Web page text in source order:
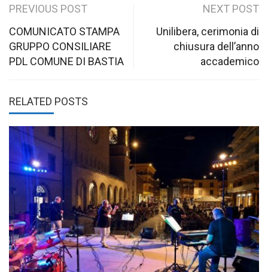
Post
navigation
PREVIOUS POST
COMUNICATO STAMPA
GRUPPO CONSILIARE
PDL COMUNE DI BASTIA
NEXT POST
Unilibera, cerimonia di
chiusura dell’anno
accademico
RELATED POSTS